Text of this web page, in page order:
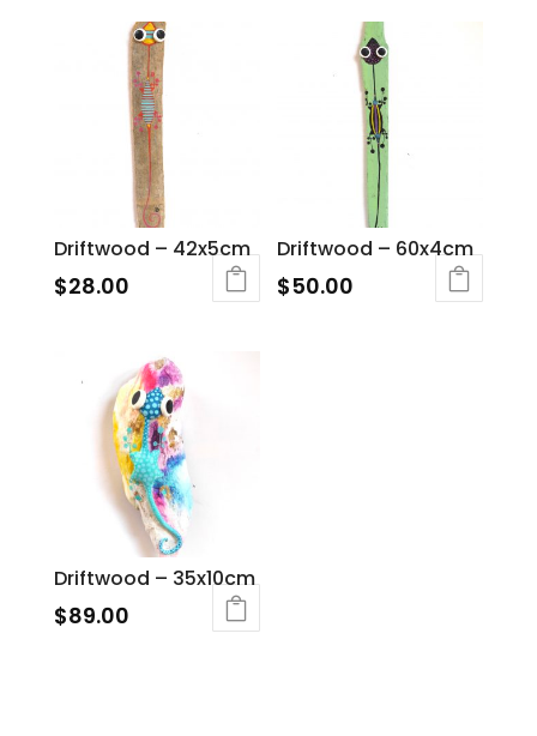
Driftwood – 42x5cm
$28.00
Driftwood – 60x4cm
$50.00
Driftwood – 35x10cm
$89.00